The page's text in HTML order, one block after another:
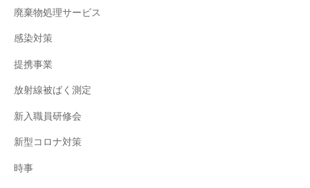
廃棄物処理サービス
感染対策
提携事業
放射線被ばく測定
新入職員研修会
新型コロナ対策
時事